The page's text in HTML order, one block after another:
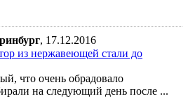
, 17.12.2016
из нержавеющей стали до
что очень обрадовало
на следующий день после ...